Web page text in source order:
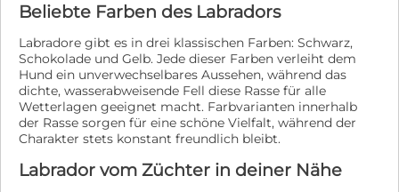
Beliebte Farben des Labradors
Labradore gibt es in drei klassischen Farben: Schwarz,
Schokolade und Gelb. Jede dieser Farben verleiht dem
Hund ein unverwechselbares Aussehen, während das
dichte, wasserabweisende Fell diese Rasse für alle
Wetterlagen geeignet macht. Farbvarianten innerhalb
der Rasse sorgen für eine schöne Vielfalt, während der
Charakter stets konstant freundlich bleibt.
Labrador vom Züchter in deiner Nähe